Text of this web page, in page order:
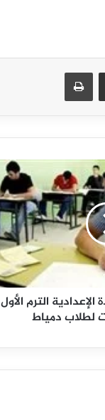
مشاركة عبر البريد طباعة
الترم الأول